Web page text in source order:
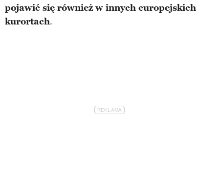
pojawić się również w innych europejskich
kurortach.